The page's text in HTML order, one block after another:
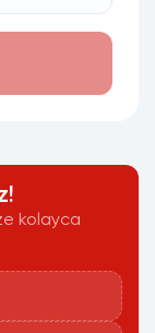
kolayca